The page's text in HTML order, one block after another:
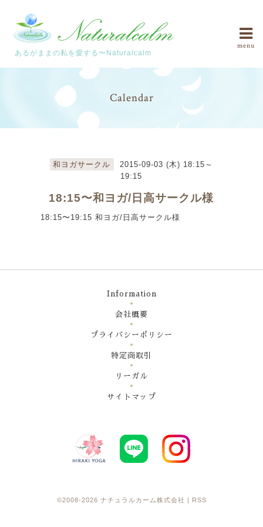
あるがままの私を愛する〜Naturalcalm
menu
Calendar
和ヨガサークル
2015-09-03 (木) 18:15～
19:15
18:15〜和ヨガ/日高サークル様
18:15〜19:15 和ヨガ/日高サークル様
Information
会社概要
プライバシーポリシー
特定商取引
リーガル
サイトマップ
©2008-2026 ナチュラルカーム株式会社 RSS